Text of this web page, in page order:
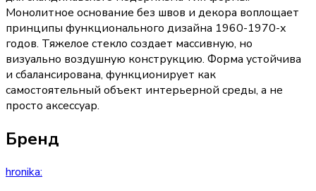
Монолитное основание без швов и декора воплощает
принципы функционального дизайна 1960-1970-х
годов. Тяжелое стекло создает массивную, но
визуально воздушную конструкцию. Форма устойчива
и сбалансирована, функционирует как
самостоятельный объект интерьерной среды, а не
просто аксессуар.
Бренд
hronika: